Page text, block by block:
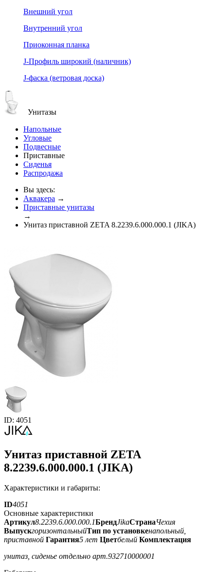
Внешний угол
Внутренний угол
Приоконная планка
J-Профиль широкий (наличник)
J-фаска (ветровая доска)
Унитазы
Напольные
Угловые
Подвесные
Приставные
Сиденья
Распродажа
Вы здесь:
Аквакера →
Приставные унитазы
→
Унитаз приставной ZETA 8.2239.6.000.000.1 (JIKA)
ID: 4051
Унитаз приставной ZETA
8.2239.6.000.000.1 (JIKA)
Характеристики и габариты:
ID4051
Основные характеристики
Артикул8.2239.6.000.000.1БрендJikaСтранаЧехия
ВыпускгоризонтальныйТип по установкенапольный,
приставной Гарантия5 лет Цветбелый Комплектация
унитаз, сиденье отдельно арт.932710000001